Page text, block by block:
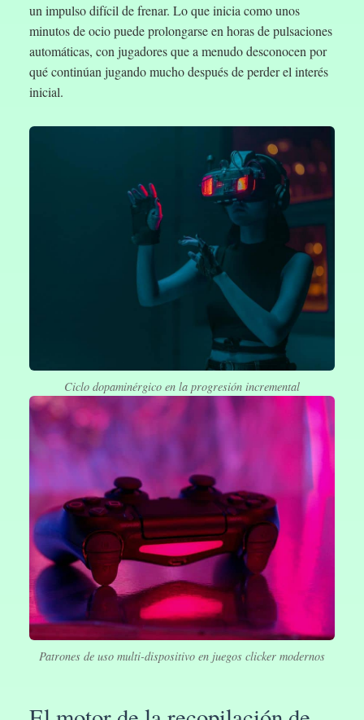
un impulso difícil de frenar. Lo que inicia como unos
minutos de ocio puede prolongarse en horas de pulsaciones
automáticas, con jugadores que a menudo desconocen por
qué continúan jugando mucho después de perder el interés
inicial.
Ciclo dopaminérgico en la progresión incremental
Patrones de uso multi-dispositivo en juegos clicker modernos